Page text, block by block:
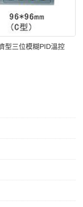
型三位模糊PID溫控